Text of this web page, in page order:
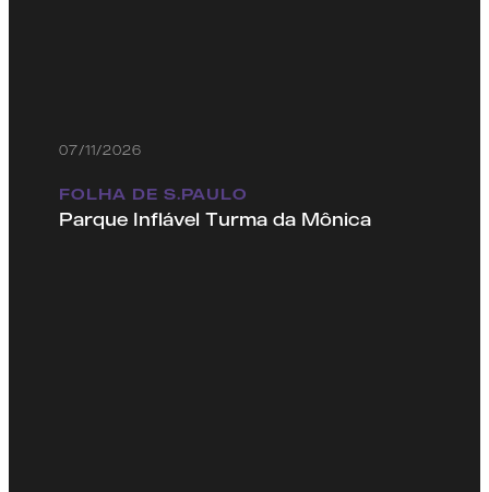
07/11/2026
FOLHA DE S.PAULO
Parque Inflável Turma da Mônica